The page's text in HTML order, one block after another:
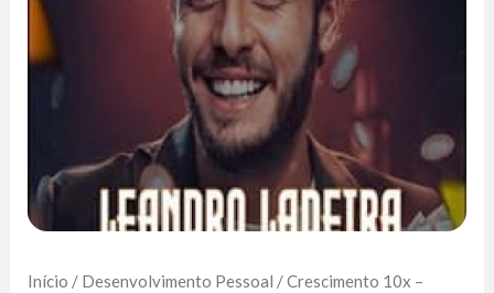
Início / Desenvolvimento Pessoal / Crescimento 10x –